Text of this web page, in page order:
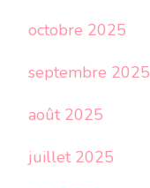
octobre 2025
septembre 2025
août 2025
juillet 2025